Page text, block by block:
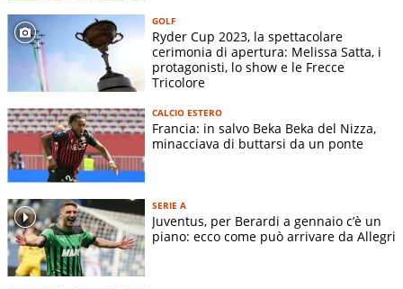
GOLF
Ryder Cup 2023, la spettacolare
cerimonia di apertura: Melissa Satta, i
protagonisti, lo show e le Frecce
Tricolore
CALCIO ESTERO
Francia: in salvo Beka Beka del Nizza,
minacciava di buttarsi da un ponte
SERIE A
Juventus, per Berardi a gennaio c’è un
piano: ecco come può arrivare da Allegri